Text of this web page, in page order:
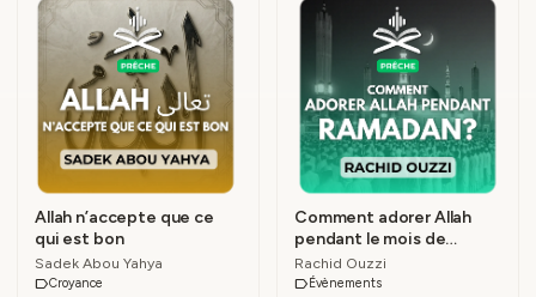
Allah n’accepte que ce
qui est bon
Sadek Abou Yahya
labelCroyance
Comment adorer Allah
pendant le mois de
Ramadan ?
Rachid Ouzzi
labelÉvènements